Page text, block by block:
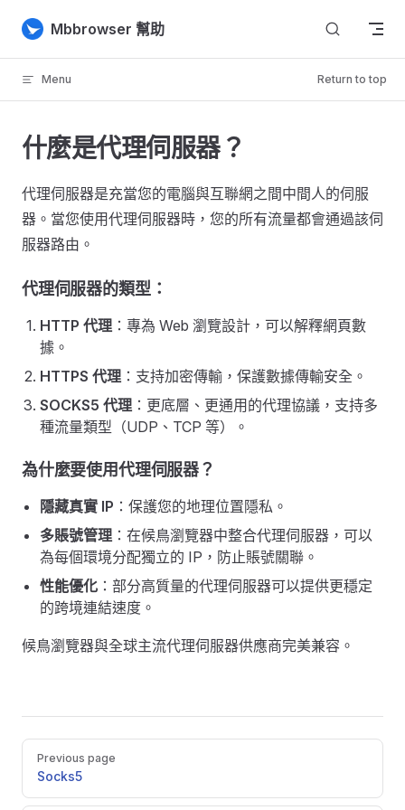
Skip to content
Mbbrowser 幫助
Menu Return to top
什麼是代理伺服器？
代理伺服器是充當您的電腦與互聯網之間中間人的伺服
器。當您使用代理伺服器時，您的所有流量都會通過該伺
服器路由。
代理伺服器的類型：
HTTP 代理 ：專為 Web 瀏覽設計，可以解釋網頁數
據。
HTTPS 代理 ：支持加密傳輸，保護數據傳輸安全。
SOCKS5 代理 ：更底層、更通用的代理協議，支持多
種流量類型（UDP、TCP 等）。
為什麼要使用代理伺服器？
隱藏真實 IP ：保護您的地理位置隱私。
多賬號管理 ：在候鳥瀏覽器中整合代理伺服器，可以
為每個環境分配獨立的 IP，防止賬號關聯。
性能優化 ：部分高質量的代理伺服器可以提供更穩定
的跨境連結速度。
候鳥瀏覽器與全球主流代理伺服器供應商完美兼容。
Pager
Previous page
Socks5